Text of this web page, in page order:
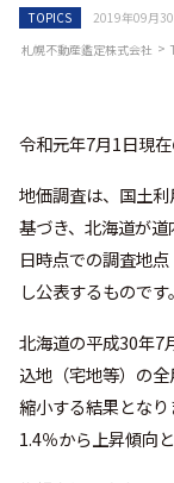
TOPICS
2019年09月
札幌不動産鑑定株式会社 >
令和元年7月1日現
地価調査は、国土
基づき、北海道が
日時点での調査地
し公表するものです。
北海道の平成30年7
込地（宅地等）の
縮小する結果とな
1.4％から上昇傾向